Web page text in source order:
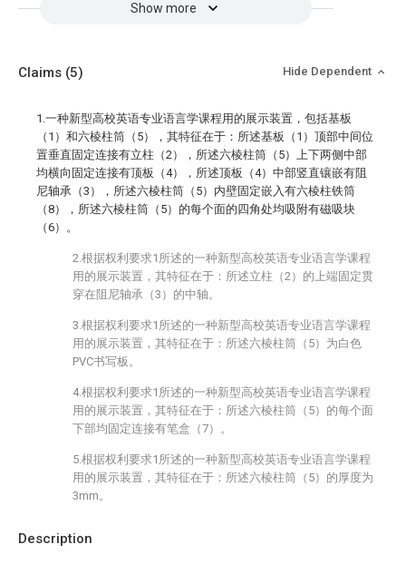
Show more
Description
Claims (5) Hide Dependent
1.一种新型高校英语专业语言学课程用的展示装置，包括基板
（1）和六棱柱筒（5），其特征在于：所述基板（1）顶部中间位
置垂直固定连接有立柱（2），所述六棱柱筒（5）上下两侧中部
均横向固定连接有顶板（4），所述顶板（4）中部竖直镶嵌有阻
尼轴承（3），所述六棱柱筒（5）内壁固定嵌入有六棱柱铁筒
（8），所述六棱柱筒（5）的每个面的四角处均吸附有磁吸块
（6）。
2.根据权利要求1所述的一种新型高校英语专业语言学课程
用的展示装置，其特征在于：所述立柱（2）的上端固定贯
穿在阻尼轴承（3）的中轴。
3.根据权利要求1所述的一种新型高校英语专业语言学课程
用的展示装置，其特征在于：所述六棱柱筒（5）为白色
PVC书写板。
4.根据权利要求1所述的一种新型高校英语专业语言学课程
用的展示装置，其特征在于：所述六棱柱筒（5）的每个面
下部均固定连接有笔盒（7）。
5.根据权利要求1所述的一种新型高校英语专业语言学课程
用的展示装置，其特征在于：所述六棱柱筒（5）的厚度为
3mm。